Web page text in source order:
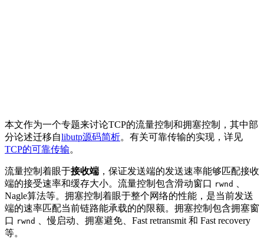
本文作为一个专题来讨论TCP的流量控制和拥塞控制，其中部
分论述迁移自libutp源码简析。有关可靠传输的实现，详见
TCP的可靠传输。
流量控制着眼于接收端 ，保证发送端的发送速率能够匹配接收
端的接受速率和缓存大小。流量控制包含滑动窗口 rwnd
Nagle算法等。拥塞控制着眼于整个网络的性能，是当前发送
端的速率匹配当前链路能承载的的限额。拥塞控制包含拥塞窗
口 rwnd
、慢启动、拥塞避免、Fast retransmit 和 Fast recovery
等。